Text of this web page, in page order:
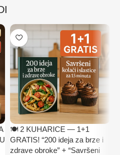
🍽️ 2 KUHARICE — 1+1
GRATIS! “200 ideja za brze i
zdrave obroke” + “Savršeni